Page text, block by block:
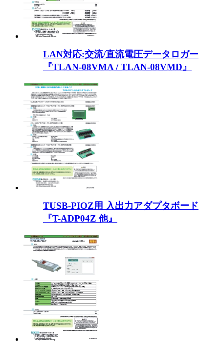
LAN対応:交流/直流電圧データロガー
『TLAN-08VMA / TLAN-08VMD』
TUSB-PIOZ用 入出力アダプタボード
『T-ADP04Z 他』